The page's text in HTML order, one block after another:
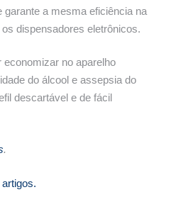
garante a mesma eficiência na
dispensadores eletrônicos.
economizar no aparelho
do álcool e assepsia do
descartável e de fácil
.